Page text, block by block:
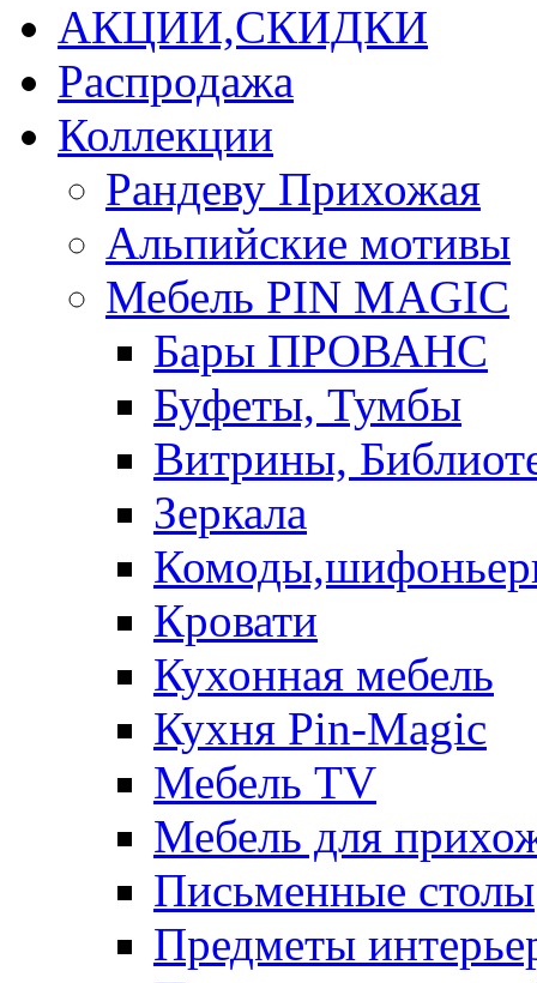
АКЦИИ,СКИДКИ
Распродажа
Коллекции
Рандеву Прихожая
Альпийские мотивы
Мебель PIN MAGIС
Бары ПРОВАНС
Буфеты, Тумбы
Витрины,
Зеркала
Кровати
Кухонная мебель
Кухня Pin-Magic
Мебель TV
Мебель для
Письменные столы
Предметы